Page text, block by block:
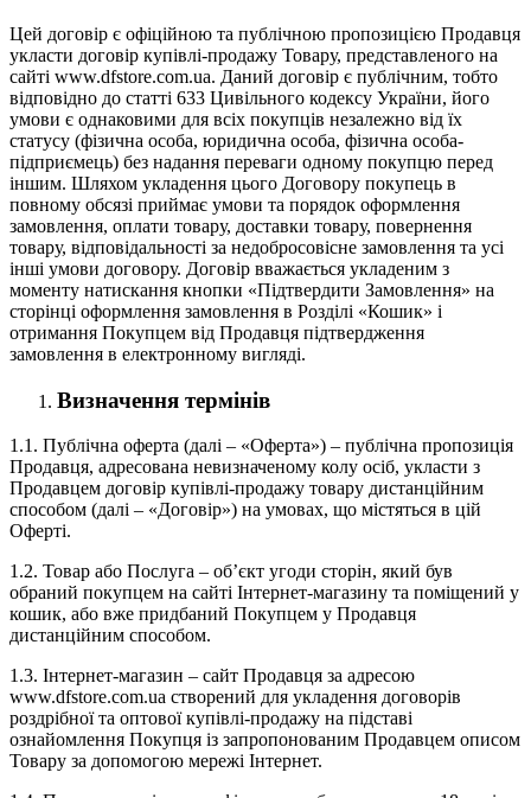
Цей договір є офіційною та публічною пропозицією Продавця
укласти договір купівлі-продажу Товару, представленого на
сайті www.dfstore.com.ua. Даний договір є публічним, тобто
відповідно до статті 633 Цивільного кодексу України, його
умови є однаковими для всіх покупців незалежно від їх
статусу (фізична особа, юридична особа, фізична особа-
підприємець) без надання переваги одному покупцю перед
іншим. Шляхом укладення цього Договору покупець в
повному обсязі приймає умови та порядок оформлення
замовлення, оплати товару, доставки товару, повернення
товару, відповідальності за недобросовісне замовлення та усі
інші умови договору. Договір вважається укладеним з
моменту натискання кнопки «Підтвердити Замовлення» на
сторінці оформлення замовлення в Розділі «Кошик» і
отримання Покупцем від Продавця підтвердження
замовлення в електронному вигляді.
Визначення термінів
1.1. Публічна оферта (далі – «Оферта») – публічна пропозиція
Продавця, адресована невизначеному колу осіб, укласти з
Продавцем договір купівлі-продажу товару дистанційним
способом (далі – «Договір») на умовах, що містяться в цій
Оферті.
1.2. Товар або Послуга – об’єкт угоди сторін, який був
обраний покупцем на сайті Інтернет-магазину та поміщений у
кошик, або вже придбаний Покупцем у Продавця
дистанційним способом.
1.3. Інтернет-магазин – сайт Продавця за адресою
www.dfstore.com.ua створений для укладення договорів
роздрібної та оптової купівлі-продажу на підставі
ознайомлення Покупця із запропонованим Продавцем описом
Товару за допомогою мережі Інтернет.